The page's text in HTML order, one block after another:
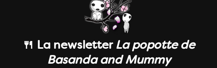
🍴 La newsletterLa popotte de
Basanda and Mummy